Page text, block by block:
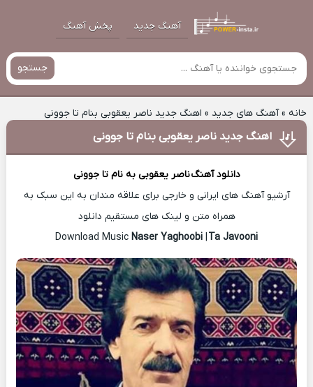
آهنگ جدید پخش آهنگ
جستجو
خانه»آهنگ های جدید » اهنگ جدید ناصر یعقوبی بنام تا جوونی
اهنگ جدید ناصر یعقوبی بنام تا جوونی
دانلود آهنگناصر یعقوبی به نام تا جوونی
آرشیو آهنگ های ایرانی و خارجی برای علاقه مندان به این سبک به
همراه متن و لینک های مستقیم دانلود
Download Music
Naser Yaghoobi|Ta Javooni